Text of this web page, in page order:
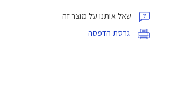
שאל אותנו על מוצר זה
גרסת הדפסה